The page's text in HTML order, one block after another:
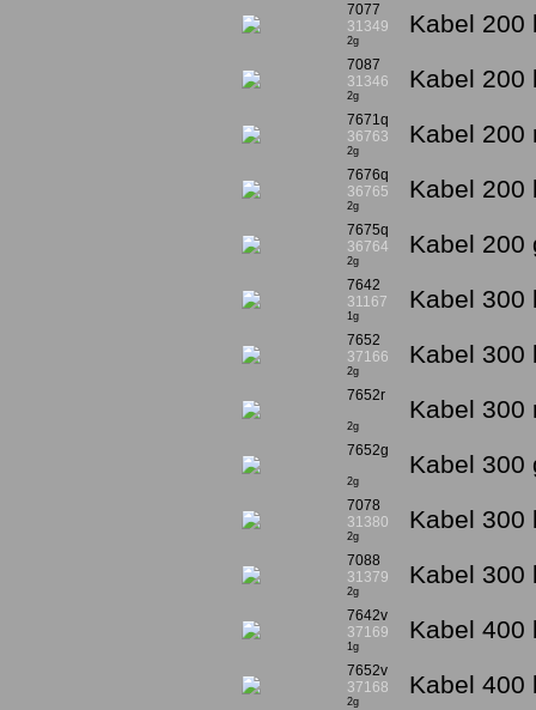
7077
31349
2g
Kabel 200
7087
31346
2g
Kabel 200
7671q
36763
2g
Kabel 200
7676q
36765
2g
Kabel 200
7675q
36764
2g
Kabel 200
7642
31167
1g
Kabel 300
7652
37166
2g
Kabel 300
7652r
2g
Kabel 300
7652g
2g
Kabel 300
7078
31380
2g
Kabel 300
7088
31379
2g
Kabel 300
7642v
37169
1g
Kabel 400
7652v
37168
2g
Kabel 400